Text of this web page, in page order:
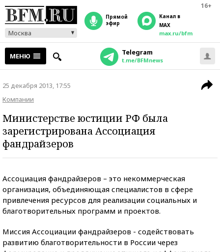
16+
Москва
прямой
эфир
Канал в
MAX
max.ru/bfm
МЕНЮ Telegram
t.me/BFMnews
25 декабря 2013, 17:55
Компании
Министерстве юстиции РФ была
зарегистрирована Ассоциация
фандрайзеров
Ассоциация фандрайзеров – это некоммерческая
организация, объединяющая специалистов в сфере
привлечения ресурсов для реализации социальных и
благотворительных программ и проектов.
Миссия Ассоциации фандрайзеров - содействовать
развитию благотворительности в России через